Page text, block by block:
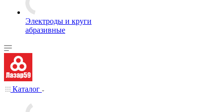
Электроды и круги
абразивные
Каталог